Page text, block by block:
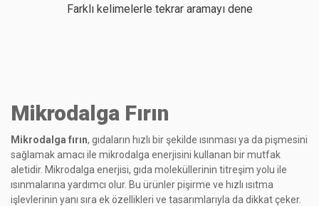
Farklı kelimelerle tekrar aramayı dene
Mikrodalga Fırın
Mikrodalga fırın, gıdaların hızlı bir şekilde ısınması ya da pişmesini
sağlamak amacı ile mikrodalga enerjisini kullanan bir mutfak
aletidir. Mikrodalga enerjisi, gıda moleküllerinin titreşim yolu ile
ısınmalarına yardımcı olur. Bu ürünler pişirme ve hızlı ısıtma
işlevlerinin yanı sıra ek özellikleri ve tasarımlarıyla da dikkat çeker.